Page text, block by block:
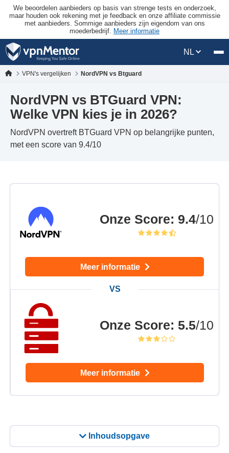
We beoordelen aanbieders op basis van strenge tests en onderzoek,
maar houden ook rekening met je feedback en onze affiliate commissie
met aanbieders. Sommige aanbieders zijn eigendom van ons
moederbedrijf. Meer informatie
NL
VPN's vergelijken NordVPN vs Btguard
NordVPN vs BTGuard VPN:
Welke VPN kies je in 2026?
NordVPN overtreft BTGuard VPN op belangrijke punten,
met een score van 9.4/10
Inhoudsopgave
Onze Score: 9.4/10
Meer informatie
Onze Score: 5.5/10
Meer informatie